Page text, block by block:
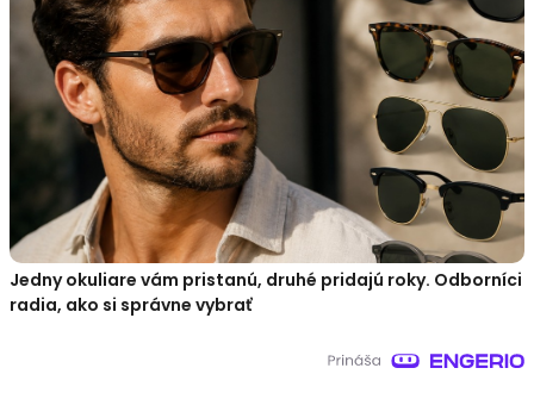
Jedny okuliare vám pristanú, druhé pridajú roky. Odborníci
radia, ako si správne vybrať